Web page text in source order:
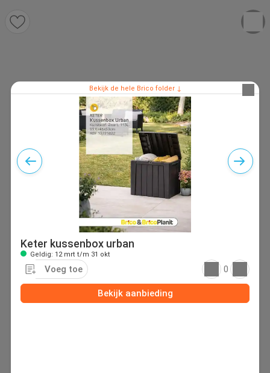
Bekijk de hele Brico folder ↓
Keter kussenbox urban
Geldig: 12 mrt t/m 31 okt
Voeg toe 0
Bekijk aanbieding